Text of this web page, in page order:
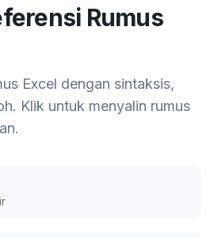
Rumus
Excel dengan sintaksis,
Klik untuk menyalin rumus